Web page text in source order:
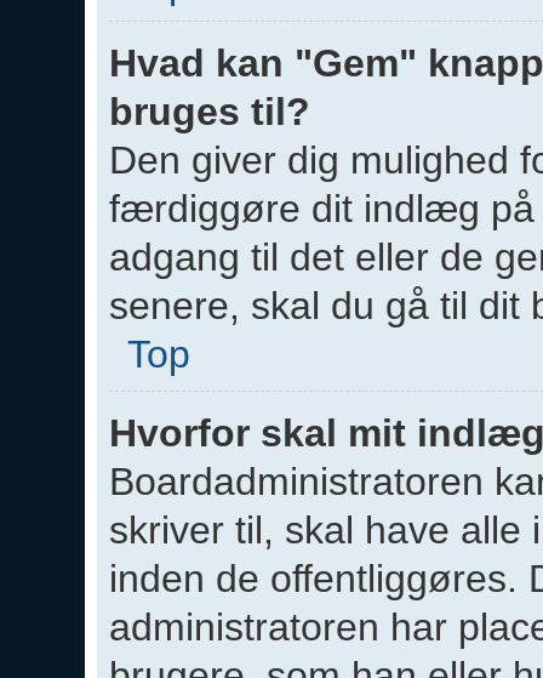
Hvad kan "Gem"
bruges til?
Den giver dig mulighed
færdiggøre dit indlæg på
adgang til det eller de
senere, skal du gå til dit
Top
Hvorfor skal mit
Boardadministratoren
skriver til, skal have
inden de offentliggøres.
administratoren har